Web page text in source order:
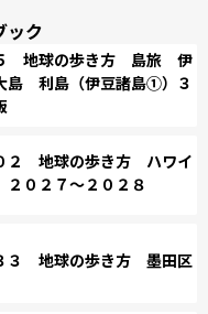
ック
地球の歩き方 島旅 伊
島 利島（伊豆諸島①）３
２ 地球の歩き方 ハワイ
０２７～２０２８
３ 地球の歩き方 墨田区